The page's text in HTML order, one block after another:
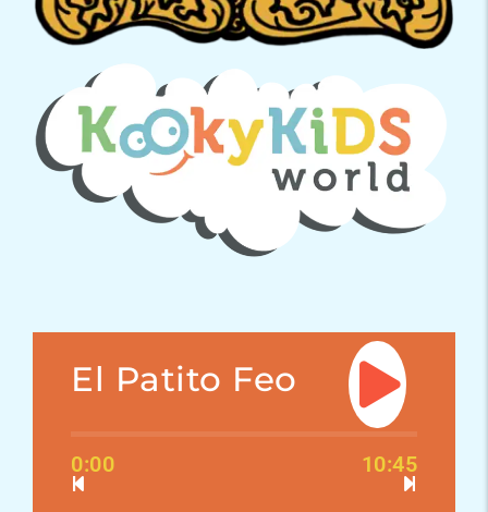
El Patito Feo
0:00 10:45